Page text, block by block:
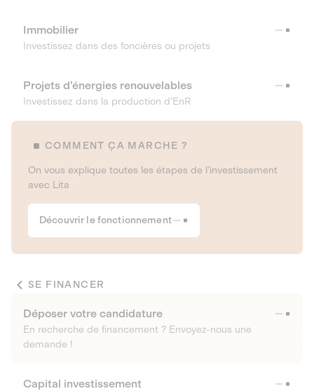
Immobilier
Investissez dans des foncières ou projets
Projets d’énergies renouvelables
Investissez dans la production d’EnR
COMMENT ÇA MARCHE ?
On vous explique toutes les étapes de l’investissement
avec Lita
Découvrir le fonctionnement
SE FINANCER
Déposer votre candidature
En recherche de financement ? Envoyez-nous une
demande !
Capital investissement